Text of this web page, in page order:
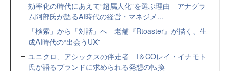
効率化の時代にあえて“超属人化”を選ぶ理由 アナグラ
ム阿部氏が語るAI時代の経営・マネジメ...
「検索」から「対話」へ 老舗『Rtoaster』が描く、生
成AI時代の“出会うUX”
ユニクロ、アシックスの伴走者 I＆COレイ・イナモト
氏が語るブランドに求められる発想の転換